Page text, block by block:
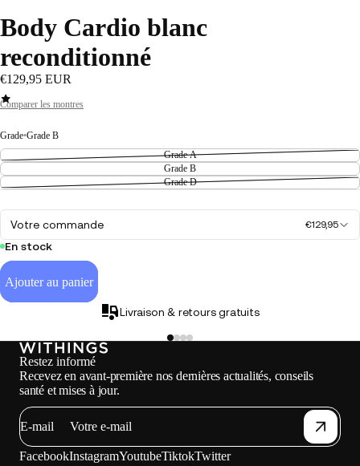
Body Cardio blanc
reconditionné
€129,95 EUR
Comparer les montres
Grade•Grade B
Grade A
Grade B
Grade D
Votre commande €129,95
En stock
Ajouter au panier
Livraison & retours gratuits
Restez informé
Recevez en avant-première nos dernières actualités, conseils
santé et mises à jour.
E-mail
FacebookInstagramYoutubeTiktokTwitter